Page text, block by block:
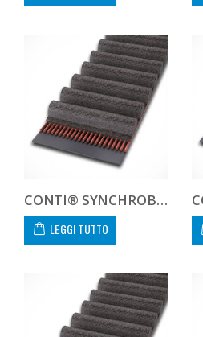
CONTI® SYNCHROBELT 285L-400 CUSTOM
LEGGI TUTTO